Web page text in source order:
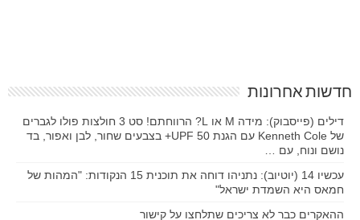
חדשות אחרונות
דילים (פייסבוק): מידה M או L? הרווחתם! סט 3 חולצות פולו לגברים
של Kenneth Cole עם הגנת UPF 50+ בצבעים שחור, לבן ואפור, בד
נושם ונוח, עם …
עכשיו 14 (יוטיוב): נתניהו דוחה את תוכנית 15 הנקודות: "המהות של
חמאס היא השמדת ישראל"
ההאקרים כבר לא צריכים שתלחצו על קישור